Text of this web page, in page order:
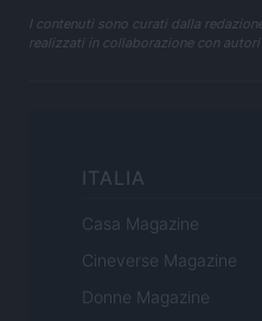
I contenuti sono curati dalla
realizzati in collaborazione con autori
ITALIA
Casa Magazine
Cineverse Magazine
Donne Magazine